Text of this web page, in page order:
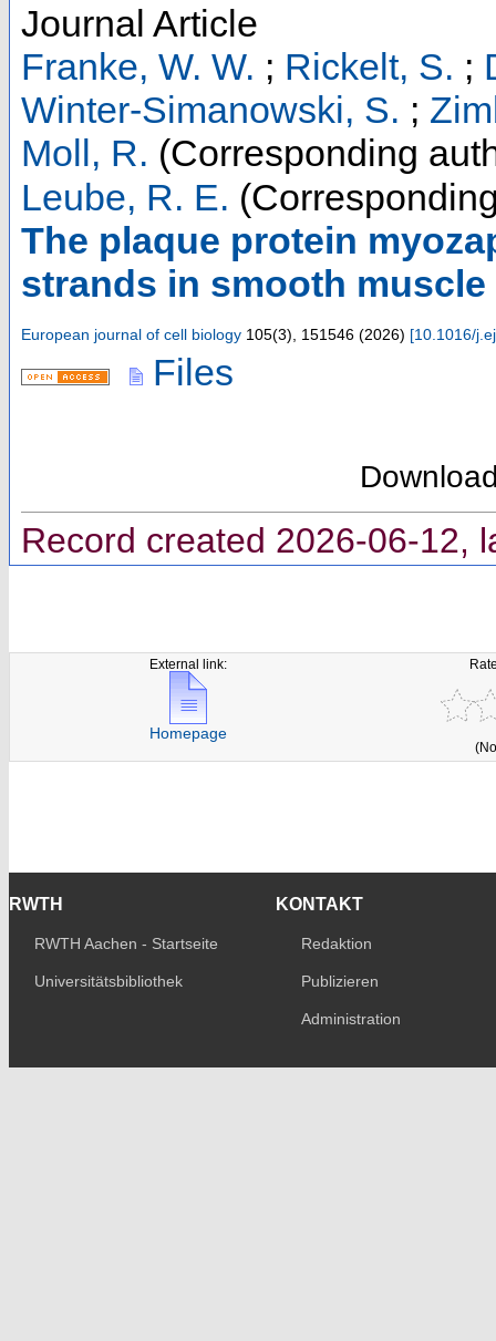
Journal Article
Franke, W. W. ; Rickelt, S. ;
Winter-Simanowski, S. ;
Moll, R. (Corresponding
Leube, R. E.
The plaque protein
strands in smooth
European journal of cell biology 105(3), 151546 (2026) [10.1016/
Files
Record created 2026-06-12,
External link:
Homepage
RWTH
RWTH Aachen - Startseite
Universitätsbibliothek
KONTAKT
Redaktion
Publizieren
Administration